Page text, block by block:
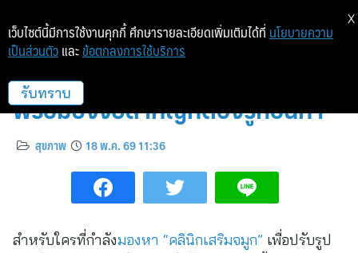
แนะนำคลินิกเสริมจมูกที่ปลอดภัย
พร้อมปัจจัยสำคัญที่ต้องรู้ก่อนทำ
สุขภาพ 18 พ.ค. 69 11:36
สำหรับใครที่กำลังมองหา “คลินิกเสริมจมูก” เพื่อปรับรูป
เว็บไซต์นี้มีการใช้งานคุกกี้ ศึกษารายละเอียดเพิ่มเติมได้ที่ นโยบายความ
เป็นส่วนตัว และ ข้อตกลงการใช้บริการ
รับทราบ
X